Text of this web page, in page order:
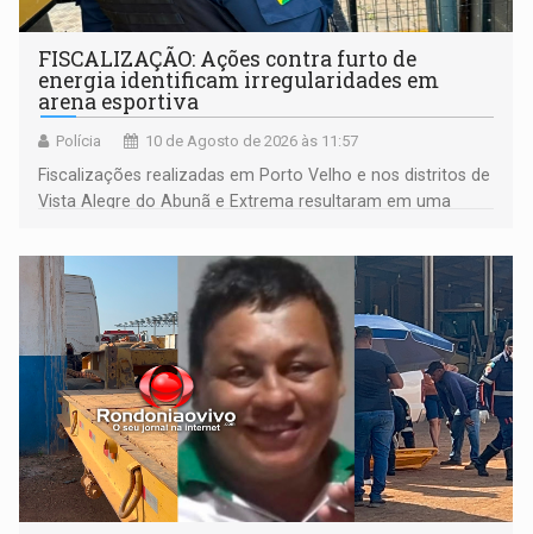
FISCALIZAÇÃO: Ações contra furto de
energia identificam irregularidades em
arena esportiva
Polícia 10 de Agosto de 2026 às 11:57
Fiscalizações realizadas em Porto Velho e nos distritos de
Vista Alegre do Abunã e Extrema resultaram em uma
com fornecimento irregular